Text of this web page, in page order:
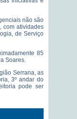
não são
com atividades
de Serviço
85
Soares.
Serrana, as
3º andar do
pode ser